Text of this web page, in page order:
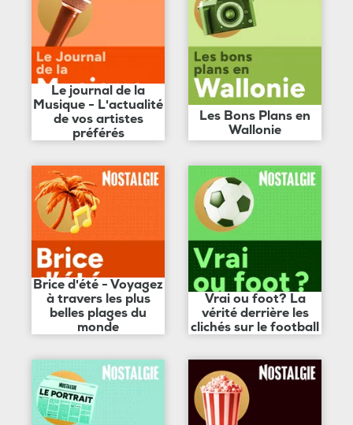
Le journal de la
Musique - L'actualité
de vos artistes
préférés
Les Bons Plans en
Wallonie
Brice d'été - Voyagez
à travers les plus
belles plages du
monde
Vrai ou foot? La
vérité derrière les
clichés sur le football